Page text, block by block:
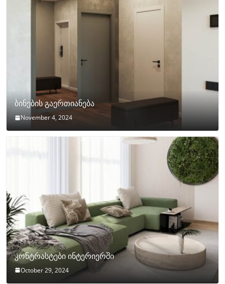
ბინების გაერთიანება
November 4, 2024
კონტრასტები ინტერიერში
October 29, 2024